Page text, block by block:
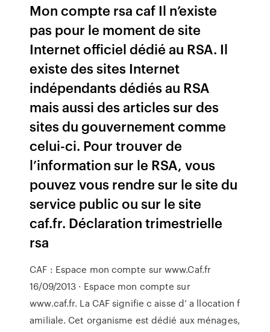
Mon compte rsa caf Il n’existe
pas pour le moment de site
Internet officiel dédié au RSA. Il
existe des sites Internet
indépendants dédiés au RSA
mais aussi des articles sur des
sites du gouvernement comme
celui-ci. Pour trouver de
l’information sur le RSA, vous
pouvez vous rendre sur le site du
service public ou sur le site
caf.fr. Déclaration trimestrielle
rsa
CAF : Espace mon compte sur www.Caf.fr
16/09/2013 · Espace mon compte sur
www.caf.fr. La CAF signifie c aisse d’ a llocation f
amiliale. Cet organisme est dédié aux ménages,